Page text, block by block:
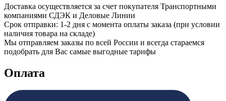
Доставка осуществляется за счет покупателя Транспортными
компаниями СДЭК и Деловые Линии
Срок отправки: 1-2 дня с момента оплаты заказа (при условии
наличия товара на складе)
Мы отправляем заказы по всей России и всегда стараемся
подобрать для Вас самые выгодные тарифы
Оплата